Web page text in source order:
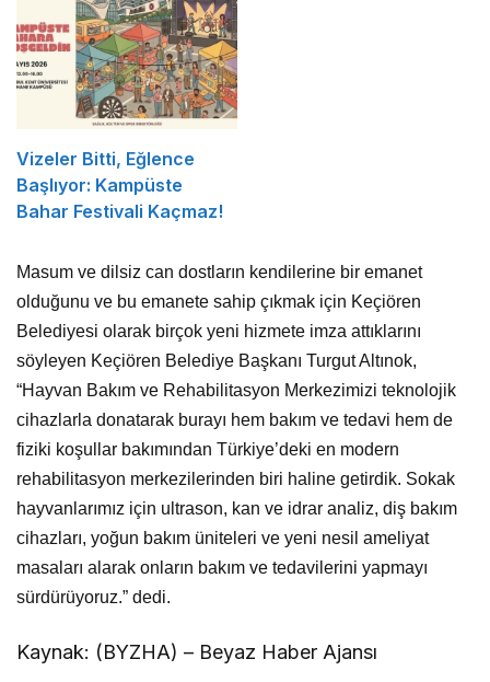
Vizeler Bitti, Eğlence
Başlıyor: Kampüste
Bahar Festivali Kaçmaz!
Masum ve dilsiz can dostların kendilerine bir emanet
olduğunu ve bu emanete sahip çıkmak için Keçiören
Belediyesi olarak birçok yeni hizmete imza attıklarını
söyleyen Keçiören Belediye Başkanı Turgut Altınok,
“Hayvan Bakım ve Rehabilitasyon Merkezimizi teknolojik
cihazlarla donatarak burayı hem bakım ve tedavi hem de
fiziki koşullar bakımından Türkiye’deki en modern
rehabilitasyon merkezilerinden biri haline getirdik. Sokak
hayvanlarımız için ultrason, kan ve idrar analiz, diş bakım
cihazları, yoğun bakım üniteleri ve yeni nesil ameliyat
masaları alarak onların bakım ve tedavilerini yapmayı
sürdürüyoruz.” dedi.​
Kaynak: (BYZHA) – Beyaz Haber Ajansı